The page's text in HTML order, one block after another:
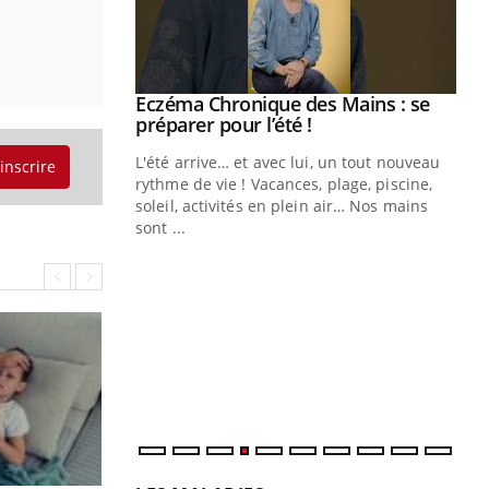
de type 2
chez les
les soignants.
Youtube
Eczéma Chronique des Mains : se
préparer pour l’été !Youtube
L'été arrive… et avec lui, un tout nouveau
rythme de vie ! Vacances, plage, piscine,
soleil, activités en plein air… Nos mains
sont ...